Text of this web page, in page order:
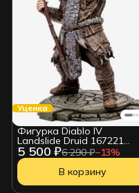
Уценка
5 500 ₽6 290 ₽−13%
Фигурка Diablo IV
Landslide Druid 167221
УЦЕНКА
В корзину